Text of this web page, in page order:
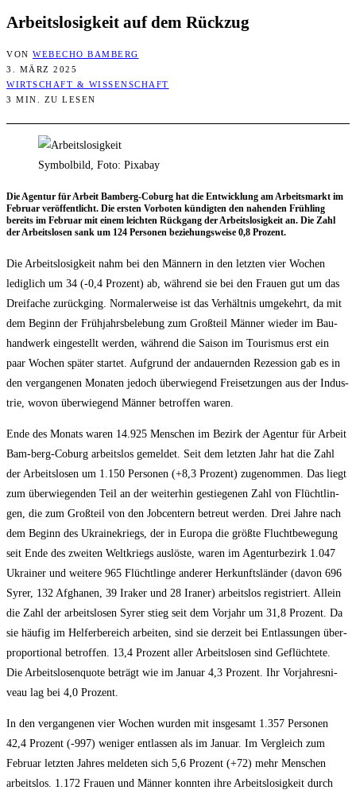
Arbeits­lo­sig­keit auf dem Rückzug
VON WEBECHO BAMBERG
3. MÄRZ 2025
WIRTSCHAFT & WISSENSCHAFT
3 MIN. ZU LESEN
Symbolbild, Foto: Pixabay
Die Agen­tur für Arbeit Bam­berg-Coburg hat die Ent­wick­lung am Arbeits­markt im
Febru­ar ver­öf­fent­licht. Die ers­ten Vor­bo­ten kün­dig­ten den nahen­den Früh­ling
bereits im Febru­ar mit einem leich­ten Rück­gang der Arbeits­lo­sig­keit an. Die Zahl
der Arbeits­lo­sen sank um 124 Per­so­nen bezie­hungs­wei­se 0,8 Prozent.
Die Arbeits­lo­sig­keit nahm bei den Män­nern in den letz­ten vier Wochen
ledig­lich um 34 (-0,4 Pro­zent) ab, wäh­rend sie bei den Frau­en gut um das
Drei­fa­che zurück­ging. Nor­ma­ler­wei­se ist das Ver­hält­nis umge­kehrt, da mit
dem Beginn der Früh­jahrs­be­le­bung zum Groß­teil Män­ner wie­der im Bau­
hand­werk ein­ge­stellt wer­den, wäh­rend die Sai­son im Tou­ris­mus erst ein
paar Wochen spä­ter star­tet. Auf­grund der andau­ern­den Rezes­si­on gab es in
den ver­gan­ge­nen Mona­ten jedoch über­wie­gend Frei­set­zun­gen aus der Indus­
trie, wovon über­wie­gend Män­ner betrof­fen waren.
Ende des Monats waren 14.925 Men­schen im Bezirk der Agen­tur für Arbeit
Bam-berg-Coburg arbeits­los gemel­det. Seit dem letz­ten Jahr hat die Zahl
der Arbeits­lo­sen um 1.150 Per­so­nen (+8,3 Pro­zent) zuge­nom­men. Das liegt
zum über­wie­gen­den Teil an der wei­ter­hin gestie­ge­nen Zahl von Flücht­lin­
gen, die zum Groß­teil von den Job­cen­tern betreut wer­den. Drei Jah­re nach
dem Beginn des Ukrai­ne­kriegs, der in Euro­pa die größ­te Flucht­be­we­gung
seit Ende des zwei­ten Welt­kriegs aus­lös­te, waren im Agen­tur­be­zirk 1.047
Ukrai­ner und wei­te­re 965 Flücht­lin­ge ande­rer Her­kunfts­län­der (davon 696
Syrer, 132 Afgha­nen, 39 Ira­ker und 28 Ira­ner) arbeits­los regis­triert. Allein
die Zahl der arbeits­lo­sen Syrer stieg seit dem Vor­jahr um 31,8 Pro­zent. Da
sie häu­fig im Hel­fer­be­reich arbei­ten, sind sie der­zeit bei Ent­las­sun­gen über­
pro­por­tio­nal betrof­fen. 13,4 Pro­zent aller Arbeits­lo­sen sind Geflüch­te­te.
Die Arbeits­lo­sen­quo­te beträgt wie im Janu­ar 4,3 Pro­zent. Ihr Vor­jah­res­ni­
veau lag bei 4,0 Prozent.
In den ver­gan­ge­nen vier Wochen wur­den mit ins­ge­samt 1.357 Per­so­nen
42,4 Pro­zent (-997) weni­ger ent­las­sen als im Janu­ar. Im Ver­gleich zum
Febru­ar letz­ten Jah­res mel­de­ten sich 5,6 Pro­zent (+72) mehr Men­schen
arbeits­los. 1.172 Frau­en und Män­ner konn­ten ihre Arbeits­lo­sig­keit durch